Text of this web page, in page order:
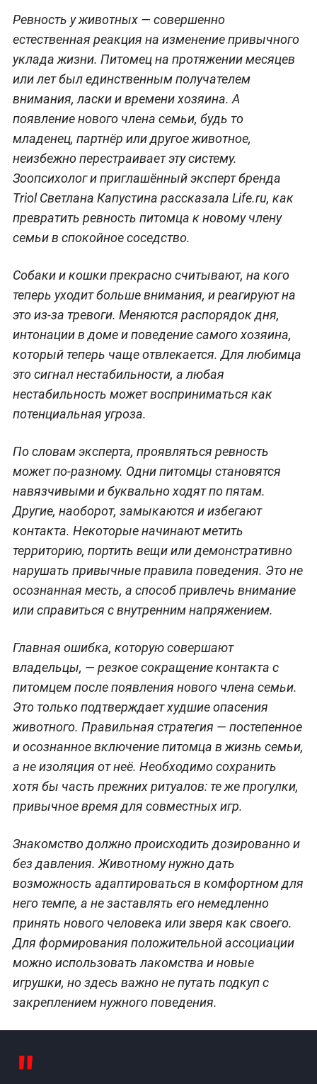
Ревность у животных — совершенно
естественная реакция на изменение привычного
уклада жизни. Питомец на протяжении месяцев
или лет был единственным получателем
внимания, ласки и времени хозяина. А
появление нового члена семьи, будь то
младенец, партнёр или другое животное,
неизбежно перестраивает эту систему.
Зоопсихолог и приглашённый эксперт бренда
Triol Светлана Капустина рассказала Life.ru, как
превратить ревность питомца к новому члену
семьи в спокойное соседство.
Собаки и кошки прекрасно считывают, на кого
теперь уходит больше внимания, и реагируют на
это из-за тревоги. Меняются распорядок дня,
интонации в доме и поведение самого хозяина,
который теперь чаще отвлекается. Для любимца
это сигнал нестабильности, а любая
нестабильность может восприниматься как
потенциальная угроза.
По словам эксперта, проявляться ревность
может по-разному. Одни питомцы становятся
навязчивыми и буквально ходят по пятам.
Другие, наоборот, замыкаются и избегают
контакта. Некоторые начинают метить
территорию, портить вещи или демонстративно
нарушать привычные правила поведения. Это не
осознанная месть, а способ привлечь внимание
или справиться с внутренним напряжением.
Главная ошибка, которую совершают
владельцы, — резкое сокращение контакта с
питомцем после появления нового члена семьи.
Это только подтверждает худшие опасения
животного. Правильная стратегия — постепенное
и осознанное включение питомца в жизнь семьи,
а не изоляция от неё. Необходимо сохранить
хотя бы часть прежних ритуалов: те же прогулки,
привычное время для совместных игр.
Знакомство должно происходить дозированно и
без давления. Животному нужно дать
возможность адаптироваться в комфортном для
него темпе, а не заставлять его немедленно
принять нового человека или зверя как своего.
Для формирования положительной ассоциации
можно использовать лакомства и новые
игрушки, но здесь важно не путать подкуп с
закреплением нужного поведения.